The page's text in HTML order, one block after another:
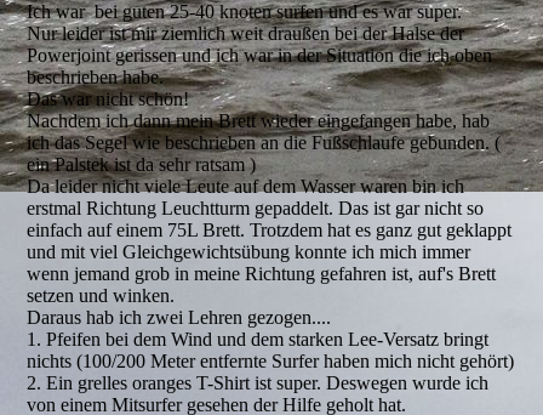
Ich war bei guten 25-40 knoten surfen und es war super.
Nur leider ist mir ziemlich weit draußen bei der Halse der
Powerjoint gerissen und ich war in der Situation die ich oben
beschrieben habe.
Das war nicht schön!
Nachdem ich dann mein Brett wieder eingefangen habe, hab
ich das Segel wie beschrieben an die Fußschlaufe gebunden. (
ein Palstek ist da sehr ratsam )
Da leider nicht viele Leute auf dem Wasser waren bin ich
erstmal Richtung Leuchtturm gepaddelt. Das ist gar nicht so
einfach auf einem 75L Brett. Trotzdem hat es ganz gut geklappt
und mit viel Gleichgewichtsübung konnte ich mich immer
wenn jemand grob in meine Richtung gefahren ist, auf's Brett
setzen und winken.
Daraus hab ich zwei Lehren gezogen....
1. Pfeifen bei dem Wind und dem starken Lee-Versatz bringt
nichts (100/200 Meter entfernte Surfer haben mich nicht gehört)
2. Ein grelles oranges T-Shirt ist super. Deswegen wurde ich
von einem Mitsurfer gesehen der Hilfe geholt hat.